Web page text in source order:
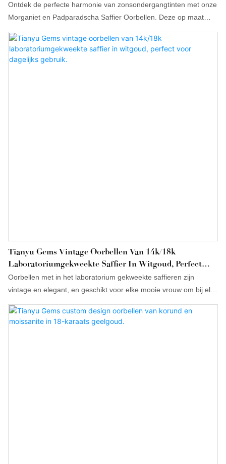
Ontdek de perfecte harmonie van zonsondergangtinten met onze
Morganiet en Padparadscha Saffier Oorbellen. Deze op maat
smaragdgeslepen Morganieten en levendige, vurige,
peervormige Padparadscha Saffieren. Vervaardigd in elegant 18-
Tianyu Gems Vintage Oorbellen Van 14k/18k
Laboratoriumgekweekte Saffier In Witgoud, Perfect
Voor Dagelijks Gebruik.
Oorbellen met in het laboratorium gekweekte saffieren zijn
vintage en elegant, en geschikt voor elke mooie vrouw om bij elke